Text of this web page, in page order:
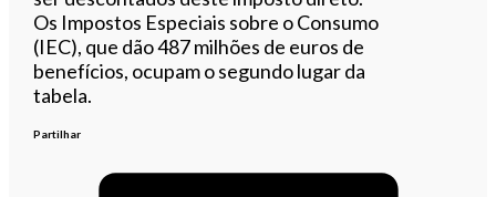
Os Impostos Especiais sobre o Consumo
(IEC), que dão 487 milhões de euros de
benefícios, ocupam o segundo lugar da
tabela.
Partilhar